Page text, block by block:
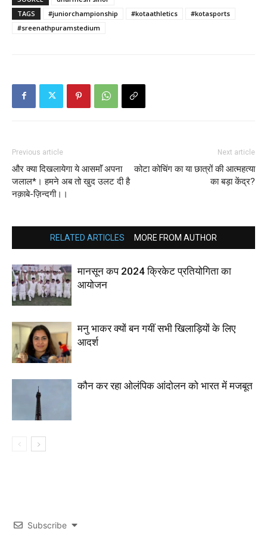
TAGS
#juniorchampionship #kotaathletics
#kotasports
#sreenathpuramstedium
Previous article
और क्या दिखलायेगा ये आसमाॅं अपना
जलाल*। हमने अब तो खुद उलट दी है
नक़ाबे-ज़िन्दगी।।
Next article
कोटा कोचिंग का या छात्रों की आत्महत्या
का बड़ा केंद्र?
RELATED ARTICLES MORE FROM AUTHOR
मानसून कप 2024 क्रिकेट प्रतियोगिता का
आयोजन
मनु भाकर क्यों बन गयीं सभी खिलाड़ियों के लिए
आदर्श
कौन कर रहा ओलंपिक आंदोलन को भारत में मजबूत
Subscribe